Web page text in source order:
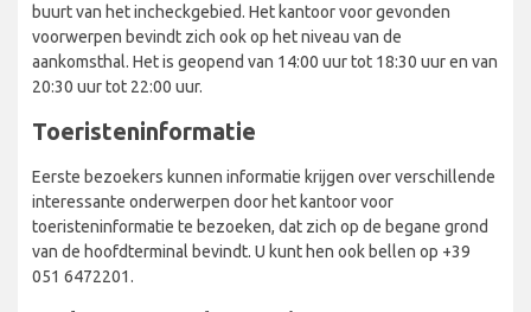
buurt van het incheckgebied. Het kantoor voor gevonden
voorwerpen bevindt zich ook op het niveau van de
aankomsthal. Het is geopend van 14:00 uur tot 18:30 uur en van
20:30 uur tot 22:00 uur.
Toeristeninformatie
Eerste bezoekers kunnen informatie krijgen over verschillende
interessante onderwerpen door het kantoor voor
toeristeninformatie te bezoeken, dat zich op de begane grond
van de hoofdterminal bevindt. U kunt hen ook bellen op +39
051 6472201.